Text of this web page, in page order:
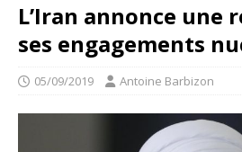
L’Iran annonce une
ses engagements
05/09/2019 Antoine Barbizon